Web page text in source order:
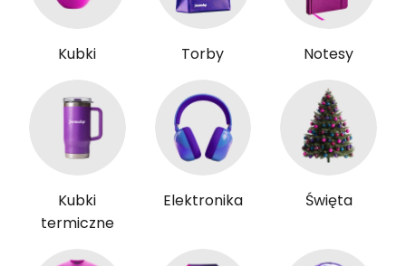
Kubki Torby Notesy
Kubki
termiczne
Elektronika Święta